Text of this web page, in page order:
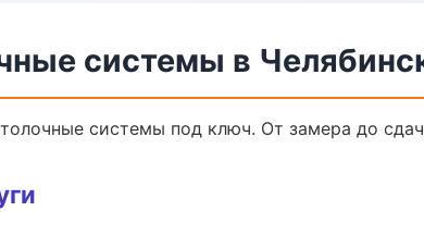
системы в
системы под ключ. От замера до